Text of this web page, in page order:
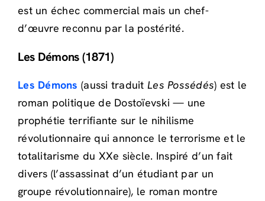
est un échec commercial mais un chef-
d’œuvre reconnu par la postérité.
Les Démons (1871)
Les Démons (aussi traduitLes Possédés) est le
roman politique de Dostoïevski — une
prophétie terrifiante sur le nihilisme
révolutionnaire qui annonce le terrorisme et le
totalitarisme du XXe siècle. Inspiré d’un fait
divers (l’assassinat d’un étudiant par un
groupe révolutionnaire), le roman montre